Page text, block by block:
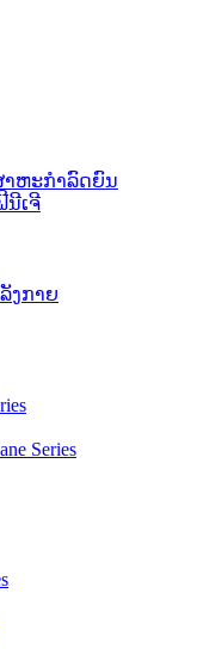
ຫະກໍາລົດຍົນ
ນີເຈີ
ງກາຍ
Series